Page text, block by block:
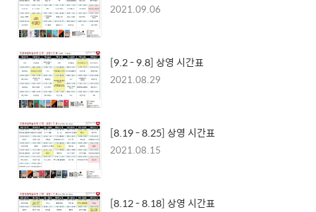
2021.09.06
[9.2 - 9.8] 상영 시간표
2021.08.29
[8.19 - 8.25] 상영 시간표
2021.08.15
[8.12 - 8.18] 상영 시간표